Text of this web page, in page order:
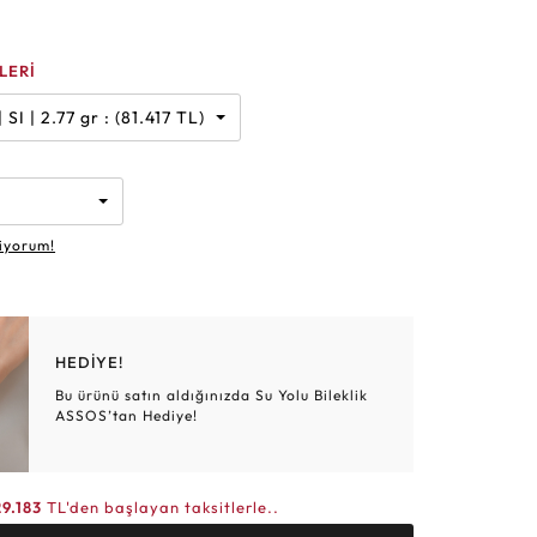
| G | SI | 2.77 gr : (81.417 TL)
HEDİYE!
Bu ürünü satın aldığınızda Su Yolu Bileklik
ASSOS’tan Hediye!
TL'den başlayan taksitlerle..